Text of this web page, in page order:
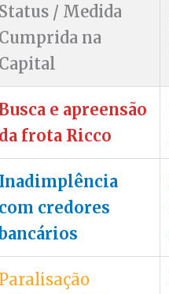
Status / Medida
Cumprida na
Capital
e apreensão
da frota Ricco
Inadimplência
com credores
Paralisação